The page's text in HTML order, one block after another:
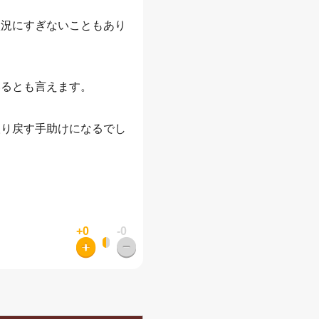
にすぎないこともあり
とも言えます。
戻す手助けになるでし
+0 -0